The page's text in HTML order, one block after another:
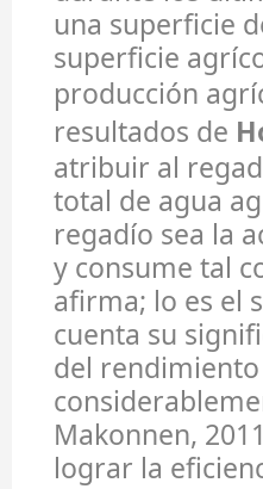
una superficie
superficie
producción
resultados de
atribuir al
total de agua
regadío sea la
y consume tal
afirma; lo es el
cuenta su
del
Makonnen,
lograr la